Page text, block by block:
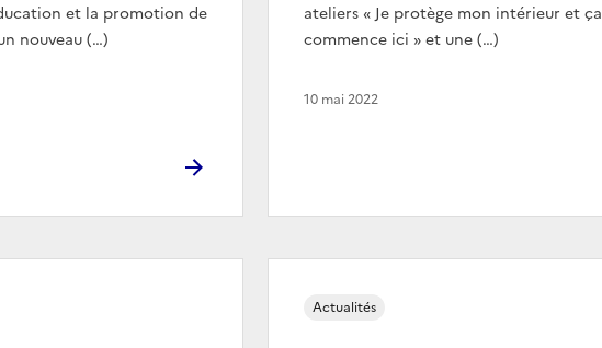
et la promotion de
nouveau (…)
ateliers « Je protège mon intérieur et ça
commence ici » et une (…)
10 mai 2022
Actualités